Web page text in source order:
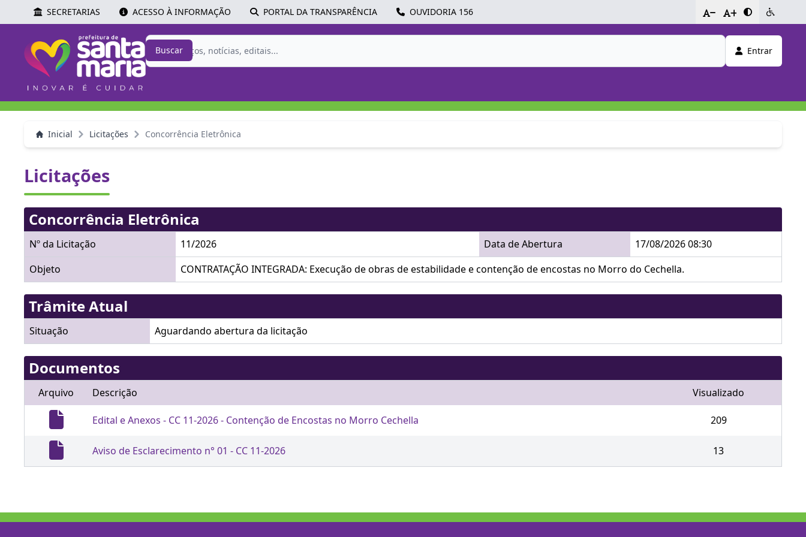
SECRETARIAS ACESSO À INFORMAÇÃO PORTAL DA TRANSPARÊNCIA OUVIDORIA 156 - +
Buscar Entrar
Inicial Licitações Concorrência Eletrônica
Licitações
Concorrência Eletrônica
Nº da Licitação 11/2026 Data de Abertura
17/08/2026 08:30
Objeto
CONTRATAÇÃO INTEGRADA: Execução de obras de estabilidade e contenção de encostas no Morro do Cechella.
Trâmite Atual
Situação Aguardando abertura da licitação
Documentos
Arquivo Descrição Visualizado
Edital e Anexos - CC 11-2026 - Contenção de Encostas no Morro Cechella 209
Aviso de Esclarecimento n° 01 - CC 11-2026 13